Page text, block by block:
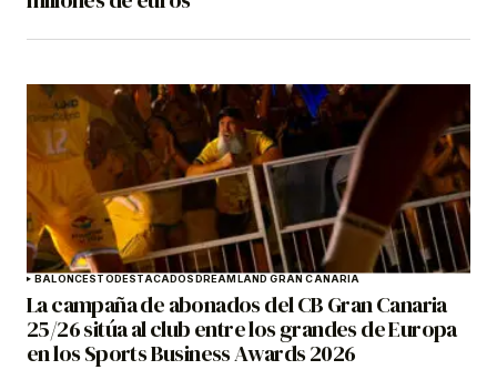
BALONCESTODESTACADOSDREAMLAND GRAN CANARIA
La campaña de abonados del CB Gran Canaria
25/26 sitúa al club entre los grandes de Europa
en los Sports Business Awards 2026